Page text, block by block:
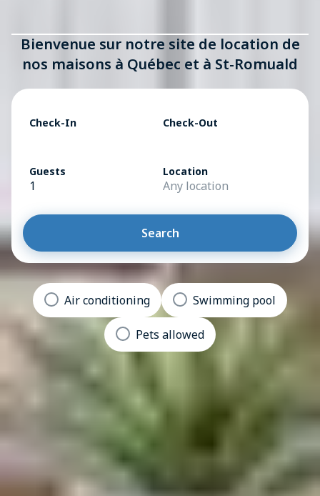
Bienvenue sur notre site de location de
nos maisons à Québec et à St-Romuald
Location
Any location
Check-In Check-Out
Guests
1
Search
Air conditioning Swimming pool
Pets allowed